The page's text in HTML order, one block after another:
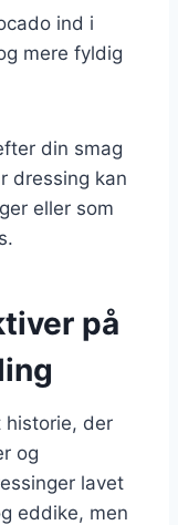
ind i
mere fyldig
din smag
dressing kan
eller som
på
historie, der
og
lavet
eddike, men